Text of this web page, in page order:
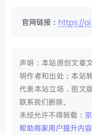
官网链接： https://
声明：本站原创文章
明作者和出处；本站
代表本站立场，图文
联系我们删除。
未经允许不得转载：
帮助商家用户提升内